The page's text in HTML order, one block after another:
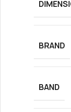
BRAND
BAND